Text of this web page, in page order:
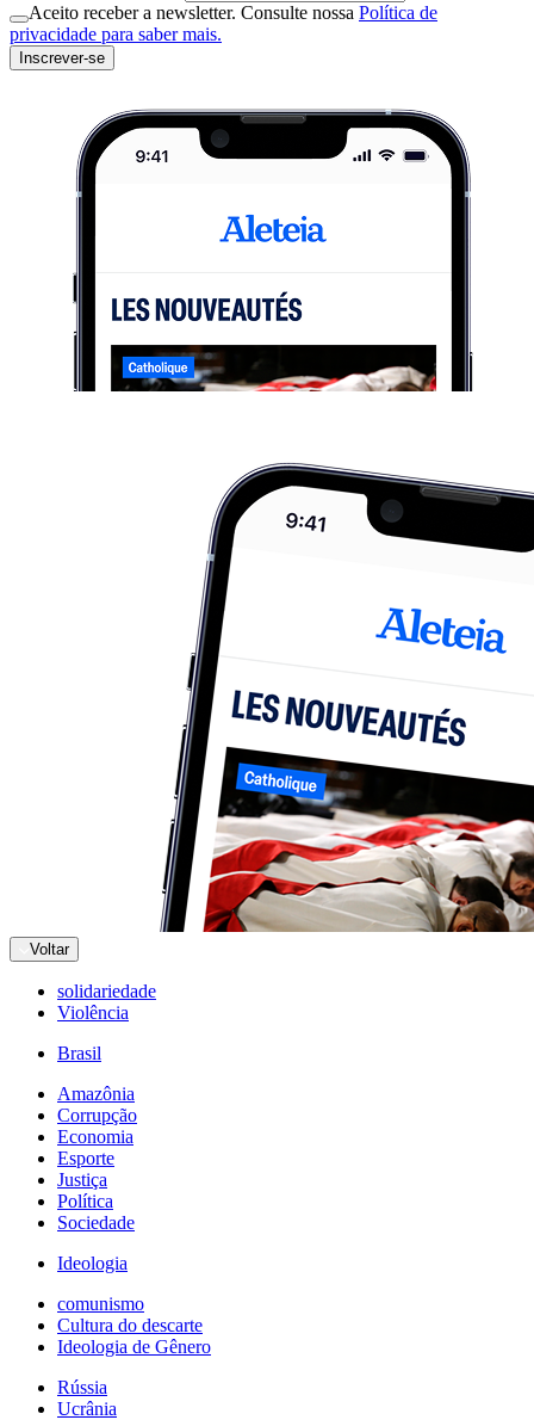
Aceito receber a newsletter. Consulte nossa Política de
privacidade para saber mais.
Inscrever-se
Voltar
solidariedade
Violência
Brasil
Amazônia
Corrupção
Economia
Esporte
Justiça
Política
Sociedade
Ideologia
comunismo
Cultura do descarte
Ideologia de Gênero
Rússia
Ucrânia